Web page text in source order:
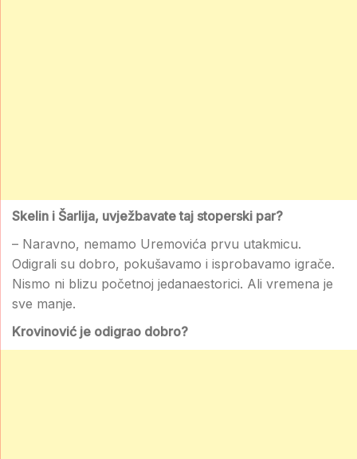
Skelin i Šarlija, uvježbavate taj stoperski par?
– Naravno, nemamo Uremovića prvu utakmicu.
Odigrali su dobro, pokušavamo i isprobavamo igrače.
Nismo ni blizu početnoj jedanaestorici. Ali vremena je
sve manje.
Krovinović je odigrao dobro?